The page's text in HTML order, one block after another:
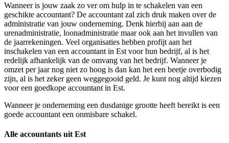
Wanneer is jouw zaak zo ver om hulp in te schakelen van een
geschikte accountant? De accountant zal zich druk maken over de
administratie van jouw onderneming. Denk hierbij aan aan de
urenadministratie, loonadministratie maar ook aan het invullen van
de jaarrekeningen. Veel organisaties hebben profijt aan het
inschakelen van een accountant in Est voor hun bedrijf, al is het
redelijk afhankelijk van de omvang van het bedrijf. Wanneer je
omzet per jaar nog niet zo hoog is dan kan het een beetje overbodig
zijn, al is het zeker geen weggegooid geld. Je kunt nog altijd kiezen
voor een goedkope accountant in Est.
Wanneer je onderneming een dusdanige grootte heeft bereikt is een
goede accountant een onmisbare schakel.
Alle accountants uit Est